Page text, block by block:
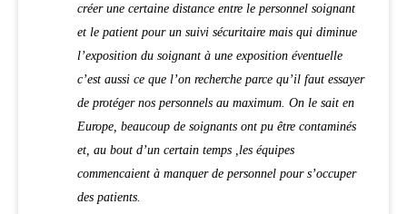
créer une certaine distance entre le personnel soignant
et le patient pour un suivi sécuritaire mais qui diminue
l’exposition du soignant à une exposition éventuelle
c’est aussi ce que l’on recherche parce qu’il faut essayer
de protéger nos personnels au maximum. On le sait en
Europe, beaucoup de soignants ont pu être contaminés
et, au bout d’un certain temps ,les équipes
commencaient à manquer de personnel pour s’occuper
des patients.